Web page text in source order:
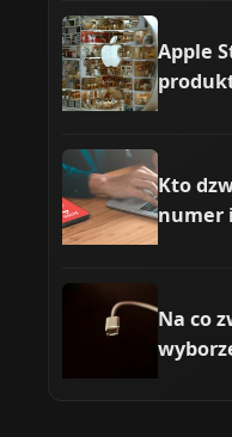
Apple
Kto
numer
Na co